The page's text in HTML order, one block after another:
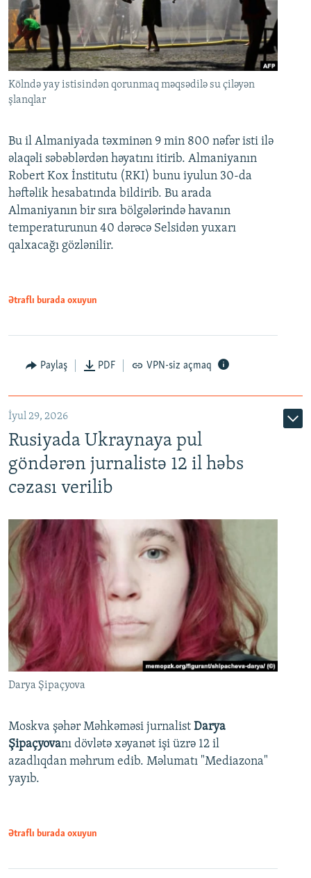
Kölndə yay istisindən qorunmaq məqsədilə su çiləyən
şlanqlar
Bu il Almaniyada təxminən 9 min 800 nəfər isti ilə
əlaqəli səbəblərdən həyatını itirib. Almaniyanın
Robert Kox İnstitutu (RKI) bunu iyulun 30-da
həftəlik hesabatında bildirib. Bu arada
Almaniyanın bir sıra bölgələrində havanın
temperaturunun 40 dərəcə Selsidən yuxarı
qalxacağı gözlənilir.
Ətraflı burada oxuyun
Paylaş PDF VPN-siz açmaq
İyul 29, 2026
Rusiyada Ukraynaya pul
göndərən jurnalistə 12 il həbs
cəzası verilib
Darya Şipaçyova
Moskva şəhər Məhkəməsi jurnalist Darya
Şipaçyovanı dövlətə xəyanət işi üzrə 12 il
azadlıqdan məhrum edib. Məlumatı "Mediazona"
yayıb.
Ətraflı burada oxuyun